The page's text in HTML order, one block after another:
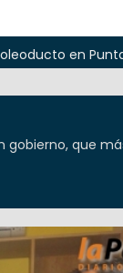
Colorada
que